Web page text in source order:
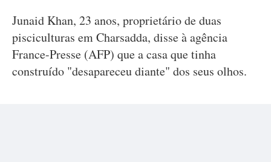
Junaid Khan, 23 anos, proprietário de duas
pisciculturas em Charsadda, disse à agência
France-Presse (AFP) que a casa que tinha
construído "desapareceu diante" dos seus olhos.